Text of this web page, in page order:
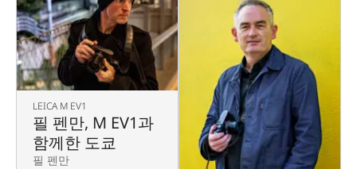
LEICA M EV1
필 펜만, M EV1과
함께한 도쿄
필 펜만